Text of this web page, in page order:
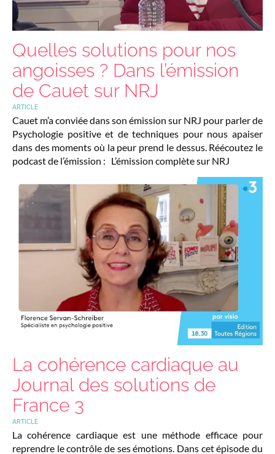
Quelles solutions pour nos
angoisses ? Dans l’émission
de Cauet sur NRJ
ARTICLE
Cauet m’a conviée dans son émission sur NRJ pour parler de
Psychologie positive et de techniques pour nous apaiser
dans des moments où la peur prend le dessus. Réécoutez le
podcast de l’émission : L’émission complète sur NRJ
La cohérence cardiaque au
Journal des solutions de
France 3
ARTICLE
La cohérence cardiaque est une méthode efficace pour
reprendre le contrôle de ses émotions. Dans cet épisode du